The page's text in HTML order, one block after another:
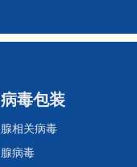
病毒包装
腺相关病毒
腺病毒